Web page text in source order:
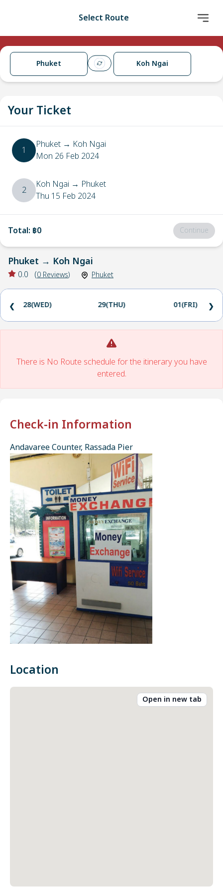
Select Route
Phuket Koh Ngai
Your Ticket
1 Phuket → Koh Ngai
Mon 26 Feb 2024
2 Koh Ngai → Phuket
Thu 15 Feb 2024
Total: ฿0 Continue
Phuket → Koh Ngai
0.0 (0 Reviews) Phuket
28(WED) 29(THU) 01(FRI)
❮ ❯
There is No Route schedule for the itinerary you have
entered.
Check-in Information
Andavaree Counter, Rassada Pier
Location
Open in new tab